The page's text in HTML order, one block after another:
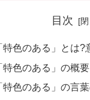
目次
特色のある」とは?
特色のある」の概要
特色のある」の言